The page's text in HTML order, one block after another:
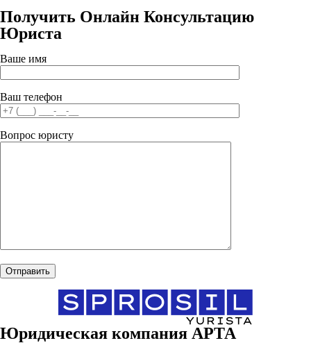
Получить Онлайн Консультацию
Юриста
Ваше имя
Ваш телефон
Вопрос юристу
Юридическая компания АРТА